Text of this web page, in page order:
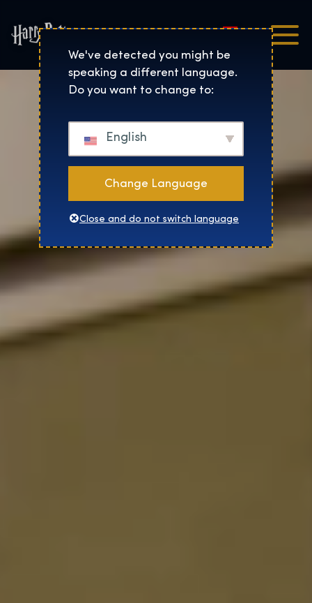
Harry Potter™: The
Magyar
We've detected you might be
speaking a different language.
Do you want to change to:
English
Change Language
Close and do not switch language